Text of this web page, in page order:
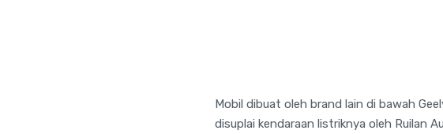
Mobil dibuat oleh brand lain di bawah
disuplai kendaraan listriknya oleh Ruilan